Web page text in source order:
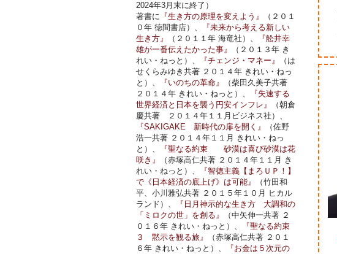
2024年3月末に終了）
著書に 『生き方の原理を変えよう』
（２０１
０年 徳間書店）、
『未来から考える新しい
生き方』
（２０１１年 海竜社）、
『舩井幸
雄が一番伝えたかった事』
（２０１３年 き
れい・ねっと）、
『チェンジ・マネー』
（は
せくらみゆき共著 ２０１４年 きれい・ねっ
と）、
『いのちの革命』
（柴田久美子共著
２０１４年 きれい・ねっと）、
『失速する
世界経済と日本を襲う円安インフレ』
（朝倉
慶共著 ２０１４年１１月ビジネス社）、
『SAKIGAKE 新時代の扉を開く』
（佐野
浩一共著 ２０１４年１１月 きれい・ねっ
と）、
『聖なる約束 砂漠は喜び砂漠は花
咲き』
（赤塚高仁共著 ２０１４年１１月 き
れい・ねっと）、
『智徳主義【まろＵＰ！】
で《日本経済の底上げ》は可能』
（竹田和
平、小川雅弘共著 ２０１５年１０月 ヒカル
ランド）、
『日月神示的な生き方 大調和の
「ミロクの世」を創る』
（中矢伸一共著 ２
０１６年 きれい・ねっと）、
『聖なる約束
３ 黙示を観る旅』
（赤塚高仁共著 ２０１
６年 きれい・ねっと）、
『お金は５次元の